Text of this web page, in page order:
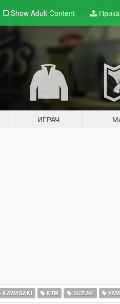
Show Adult Content
ИГРАЧ
KAWASAKI KTM SUZUKI